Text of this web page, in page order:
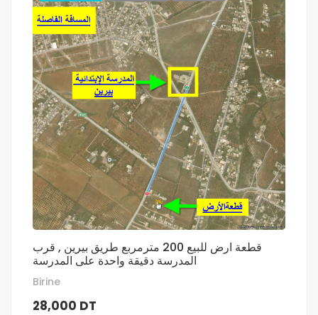
قطعة ارض للبيع 200 مترمربع طريق بيرين , قرب
المدرسة دقيقة واحدة على المدرسة
Birine
28,000 DT